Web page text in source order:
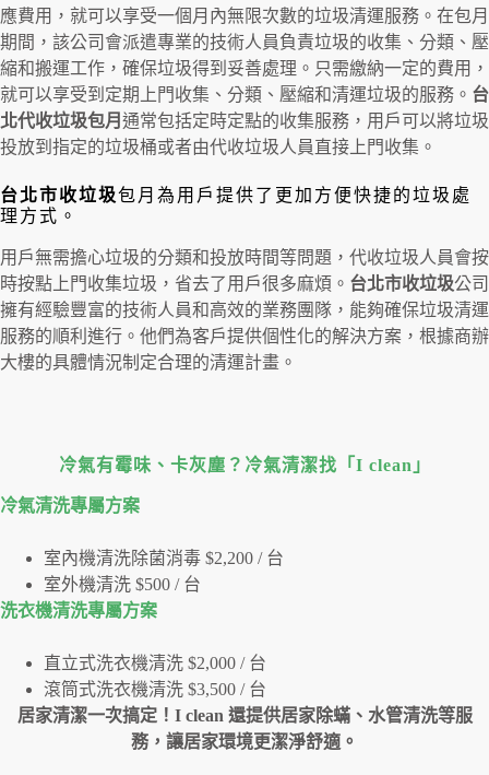
應費用，就可以享受一個月內無限次數的垃圾清運服務。在包月
期間，該公司會派遣專業的技術人員負責垃圾的收集、分類、壓
縮和搬運工作，確保垃圾得到妥善處理。只需繳納一定的費用，
就可以享受到定期上門收集、分類、壓縮和清運垃圾的服務。 台
北代收垃圾包月 通常包括定時定點的收集服務，用戶可以將垃圾
投放到指定的垃圾桶或者由代收垃圾人員直接上門收集。
台北市收垃圾包月為用戶提供了更加方便快捷的垃圾處
理方式。
用戶無需擔心垃圾的分類和投放時間等問題，代收垃圾人員會按
時按點上門收集垃圾，省去了用戶很多麻煩。 台北市收垃圾公司
擁有經驗豐富的技術人員和高效的業務團隊，能夠確保垃圾清運
服務的順利進行。他們為客戶提供個性化的解決方案，根據商辦
大樓的具體情況制定合理的清運計畫。
冷氣有霉味、卡灰塵？冷氣清潔找「I clean」
冷氣清洗專屬⽅案
室內機清洗除菌消毒 $2,200 / 台
室外機清洗 $500 / 台
洗衣機清洗專屬⽅案
直立式洗衣機清洗 $2,000 / 台
滾筒式洗衣機清洗 $3,500 / 台
居家清潔一次搞定！I clean 還提供居家除蟎、水管清洗等服
務，讓居家環境更潔淨舒適。